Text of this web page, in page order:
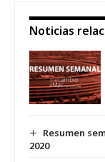
Noticias
Resumen
2020